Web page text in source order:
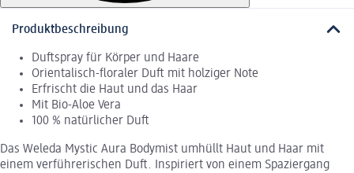
Produktbeschreibung
Duftspray für Körper und Haare
Orientalisch-floraler Duft mit holziger Note
Erfrischt die Haut und das Haar
Mit Bio-Aloe Vera
100 % natürlicher Duft
Das Weleda Mystic Aura Bodymist umhüllt Haut und Haar mit
einem verführerischen Duft. Inspiriert von einem Spaziergang